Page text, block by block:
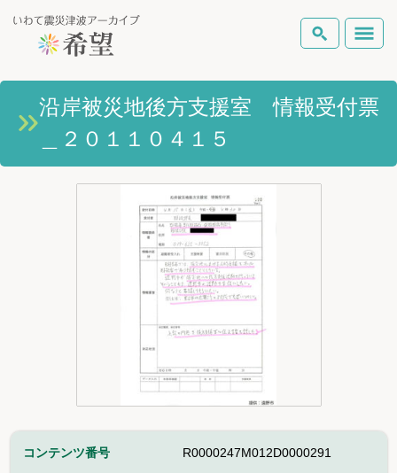
いわて震災津波アーカイブとは
岩手県の被害状況
ピックアップコンテンツ
検索
沿岸被災地後方支援室 情報受付票
＿２０１１０４１５
コンテンツ番号 R0000247M012D0000291